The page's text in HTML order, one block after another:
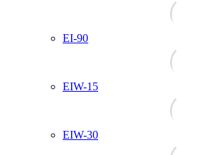
EI-90
EIW-15
EIW-30